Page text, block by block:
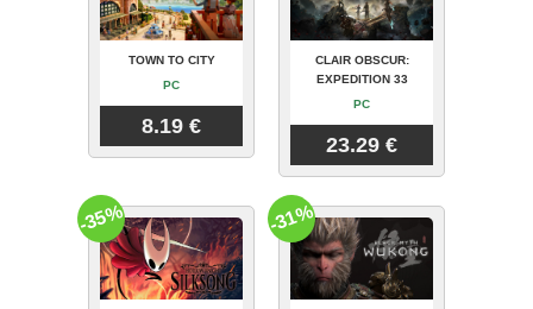
TOWN TO CITY
PC
8.19 €
CLAIR OBSCUR:
EXPEDITION 33
PC
23.29 €
-35% -31%